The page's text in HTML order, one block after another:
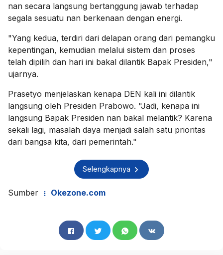
nan secara langsung bertanggung jawab terhadap
segala sesuatu nan berkenaan dengan energi.
"Yang kedua, terdiri dari delapan orang dari pemangku
kepentingan, kemudian melalui sistem dan proses
telah dipilih dan hari ini bakal dilantik Bapak Presiden,"
ujarnya.
Prasetyo menjelaskan kenapa DEN kali ini dilantik
langsung oleh Presiden Prabowo. "Jadi, kenapa ini
langsung Bapak Presiden nan bakal melantik? Karena
sekali lagi, masalah daya menjadi salah satu prioritas
dari bangsa kita, dari pemerintah."
Selengkapnya
Sumber Okezone.com